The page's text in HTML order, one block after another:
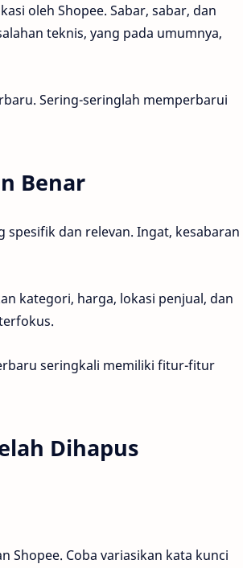
oleh Shopee. Sabar, sabar, dan
teknis, yang pada umumnya,
Sering-seringlah memperbarui
Benar
dan relevan. Ingat, kesabaran
kategori, harga, lokasi penjual, dan
seringkali memiliki fitur-fitur
Dihapus
Shopee. Coba variasikan kata kunci